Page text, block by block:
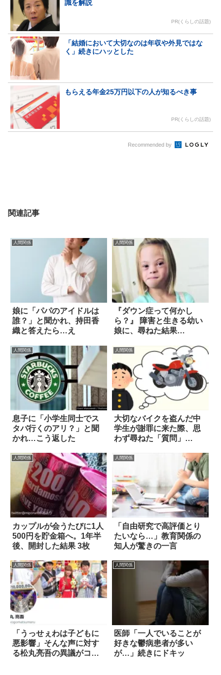
識を解説
PR(くらしの話題)
「結婚において大切なのは年収や外見ではな
く」続きにハッとした
もらえる年金25万円以下の人が知るべき事
PR(くらしの話題)
Recommended by
関連記事
人間関係
娘に「パパのアイドルは
誰？」と聞かれ、持田香
織と答えたら…え
人間関係
『ダウン症って何かし
ら？』 障害と生きる幼い
娘に、尋ねた結果…
人間関係
息子に「小学生同士でス
タバ行くのアリ？」と聞
かれ…こう返した
人間関係
大切なバイクを盗んだ中
学生が謝罪に来た際、思
わず尋ねた「質問」
人間関係
カップルが会うたびに1人
500円を貯金箱へ。1年半
後、開封した結果 3枚
人間関係
「自由研究で高評価とり
たいなら…」教育関係の
知人が驚きの一言
人間関係
「うっせぇわは子どもに
悪影響」そんな声に対す
る松丸亮吾の異議がコチ
人間関係
医師「一人でいることが
好きな鬱病患者が多い
が…」続きにドキッ